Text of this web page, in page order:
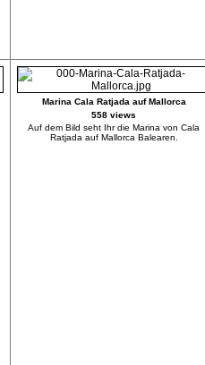
Marina Cala Ratjada auf Mallorca
558 views
Auf dem Bild seht Ihr die Marina von Cala
Ratjada auf Mallorca Balearen.